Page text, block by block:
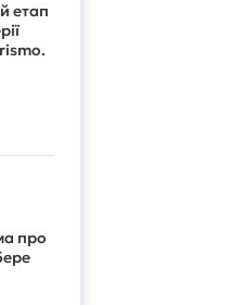
етап
про